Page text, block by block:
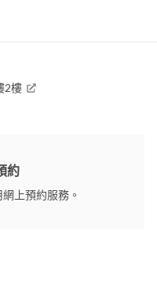
2樓
約
上預約服務。